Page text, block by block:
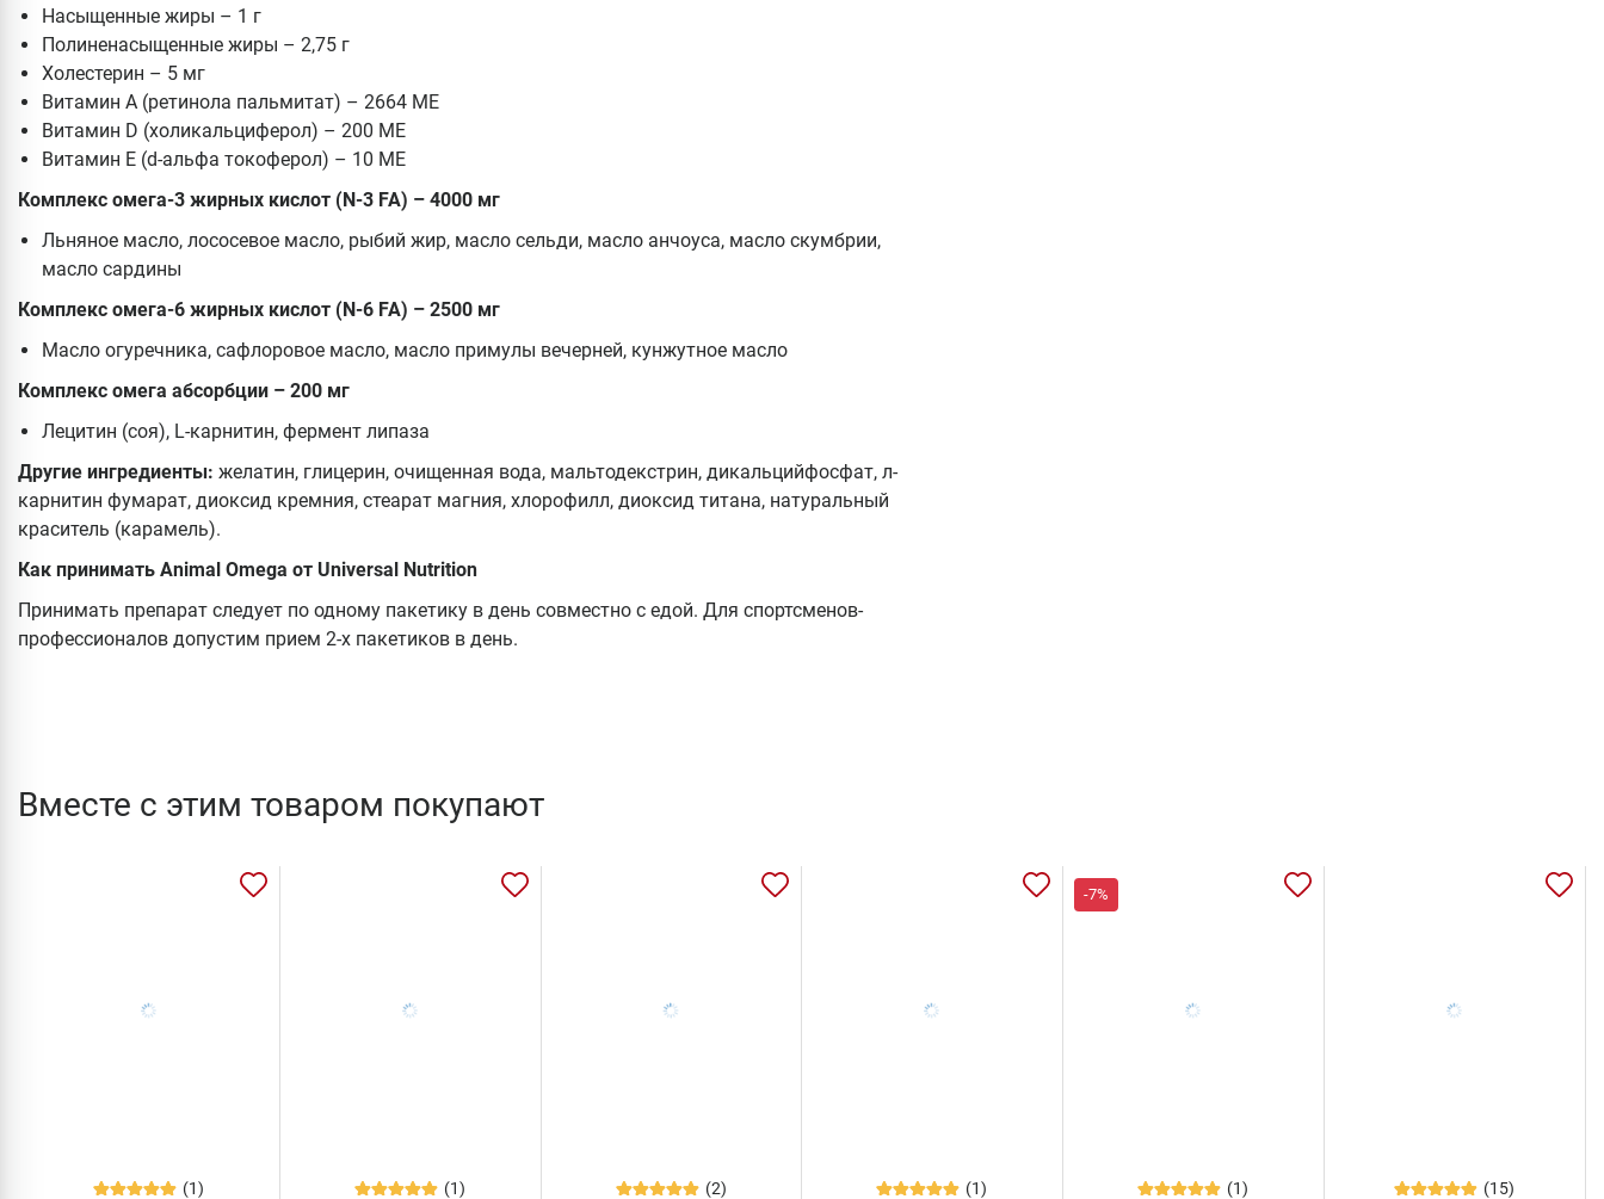
Насыщенные жиры – 1 г
Полиненасыщенные жиры – 2,75 г
Холестерин – 5 мг
Витамин A (ретинола пальмитат) – 2664 МЕ
Витамин D (холикальциферол) – 200 МЕ
Витамин Е (d-альфа токоферол) – 10 МЕ
Комплекс омега-3 жирных кислот (N-3 FA) – 4000 мг
Льняное масло, лососевое масло, рыбий жир, масло сельди, масло анчоуса, масло скумбрии,
масло сардины
Комплекс омега-6 жирных кислот (N-6 FA) – 2500 мг
Масло огуречника, сафлоровое масло, масло примулы вечерней, кунжутное масло
Комплекс омега абсорбции – 200 мг
Лецитин (соя), L-карнитин, фермент липаза
Другие ингредиенты: желатин, глицерин, очищенная вода, мальтодекстрин, дикальцийфосфат, л-
карнитин фумарат, диоксид кремния, стеарат магния, хлорофилл, диоксид титана, натуральный
краситель (карамель).
Как принимать Animal Omega от Universal Nutrition
Принимать препарат следует по одному пакетику в день совместно с едой. Для спортсменов-
профессионалов допустим прием 2-х пакетиков в день.
Вместе с этим товаром покупают
(1) (1) (2) (1)
-7%
(1) (15)